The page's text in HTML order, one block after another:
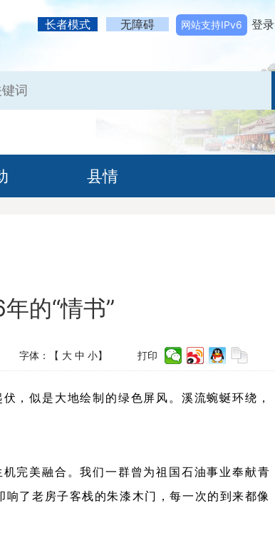
长者模式 无障碍 网站支持IPv6 登录
县情
的“情书”
字体：【 大 中 小】 打印
，似是大地绘制的绿色屏风。溪流蜿蜒环绕，
完美融合。我们一群曾为祖国石油事业奉献青
了老房子客栈的朱漆木门，每一次的到来都像